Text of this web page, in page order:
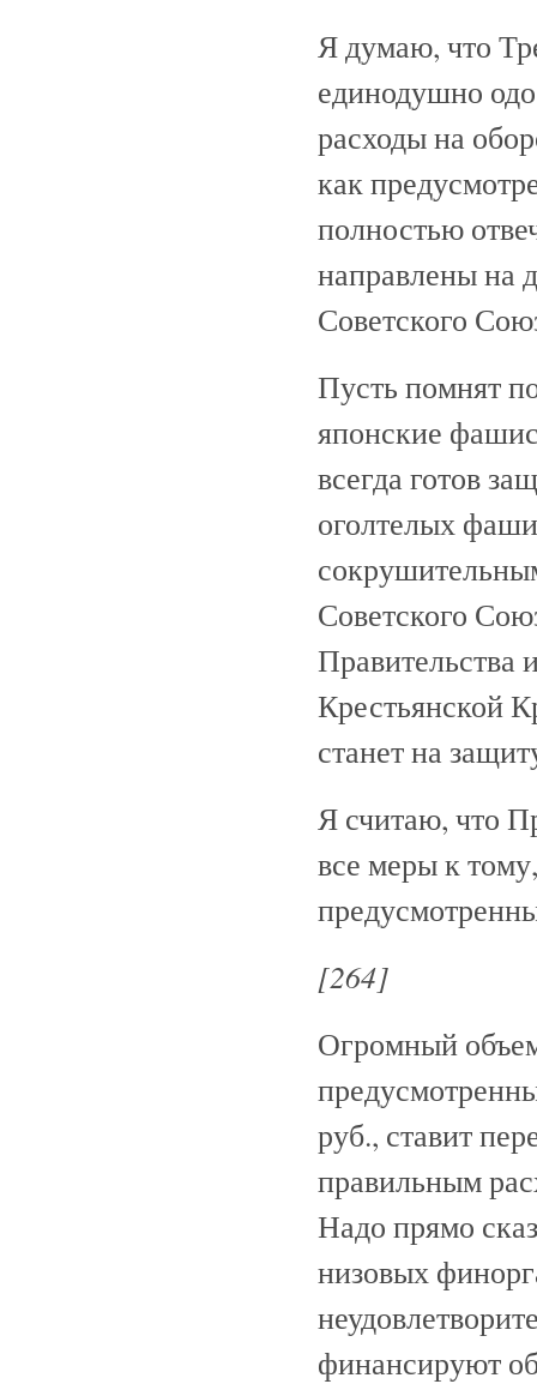
Я думаю, что
единодушно
расходы на
как
полностью
направлены на
Советского
Пусть помнят
японские
всегда готов
оголтелых
Советского
Правительства
Крестьянской
станет на
Я считаю, что
все меры к
[264]
Огромный
руб., ставит
правильным
Надо прямо
низовых
финансируют